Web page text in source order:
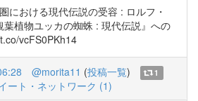
における現代伝説の受容 : ロルフ・
葉植物ユッカの蜘蛛 : 現代伝説』への
vcFS0PKh14
@morita11 (投稿一覧)
1
ート・ネットワーク (1)